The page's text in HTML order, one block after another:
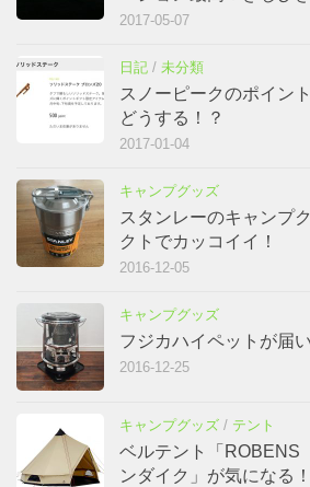
2017-05-07
日記 / 未分類
スノーピークのポイン
どうする！？
2017-01-04
キャンプグッズ
スタンレーのキャンプ
クトでカッコイイ！
2016-12-05
キャンプグッズ
フジカハイペットが届い
2016-12-25
キャンプグッズ / テント
ベルテント「ROBENS
ンダイク」が気になる！